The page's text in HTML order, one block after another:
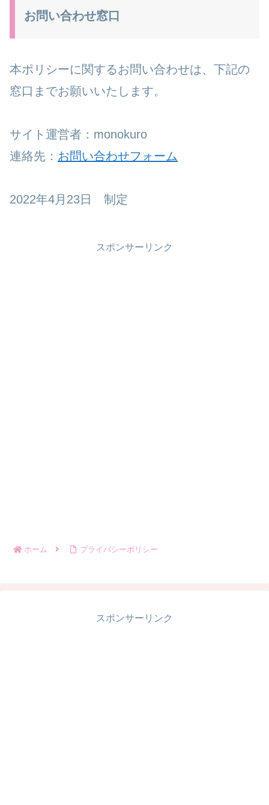
お問い合わせ窓口
本ポリシーに関するお問い合わせは、下記の
窓口までお願いいたします。
サイト運営者：monokuro
連絡先： お問い合わせフォーム
2022年4月23日 制定
スポンサーリンク
ホーム プライバシーポリシー
スポンサーリンク